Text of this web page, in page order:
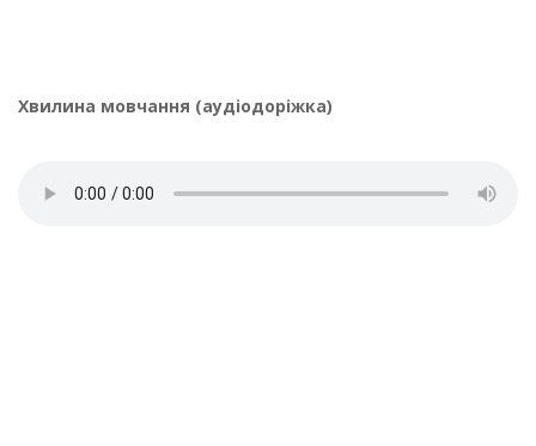
Хвилина мовчання (аудіодоріжка)